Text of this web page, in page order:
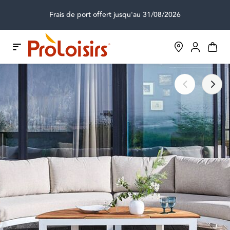
Frais de port offert jusqu'au 31/08/2026